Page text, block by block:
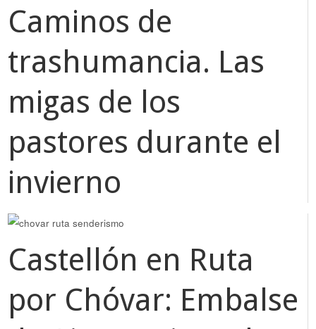
Caminos de
trashumancia. Las
migas de los
pastores durante el
invierno
Castellón en Ruta
por Chóvar: Embalse